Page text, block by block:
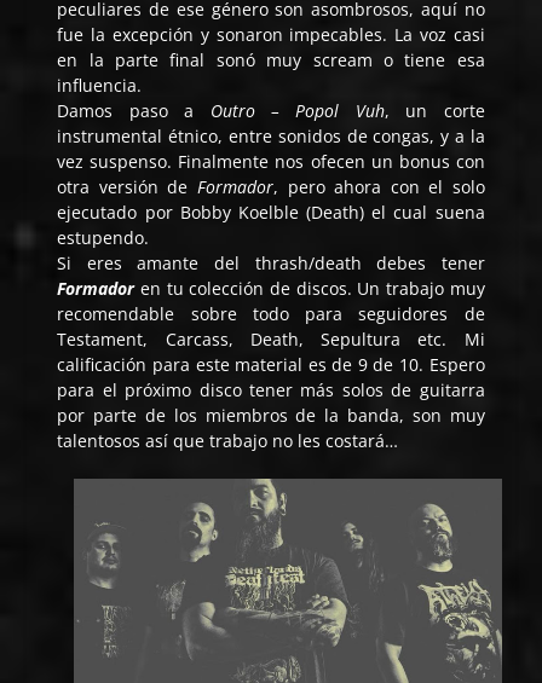
peculiares de ese género son asombrosos, aquí no
fue la excepción y sonaron impecables. La voz casi
en la parte final sonó muy scream o tiene esa
influencia.
Damos paso a Outro – Popol Vuh, un corte
instrumental étnico, entre sonidos de congas, y a la
vez suspenso. Finalmente nos ofecen un bonus con
otra versión de Formador, pero ahora con el solo
ejecutado por Bobby Koelble (Death) el cual suena
estupendo.
Si eres amante del thrash/death debes tener
Formadoren tu colección de discos. Un trabajo muy
recomendable sobre todo para seguidores de
Testament, Carcass, Death, Sepultura etc. Mi
calificación para este material es de 9 de 10. Espero
para el próximo disco tener más solos de guitarra
por parte de los miembros de la banda, son muy
talentosos así que trabajo no les costará…